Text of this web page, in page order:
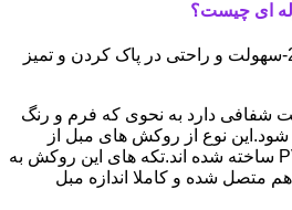
ای چیست؟
نپوشاندن شکل اصلی مبل 2-سهولت و راحتی در پاک کردن و تمیز
شفافی دارد به نحوی که فرم و رنگ
نوع از روکش های مبل از
جنس پلاستیک ژله ای یا PVC ساخته شده اند.تکه های این روکش به
متصل شده و کاملا اندازه مبل